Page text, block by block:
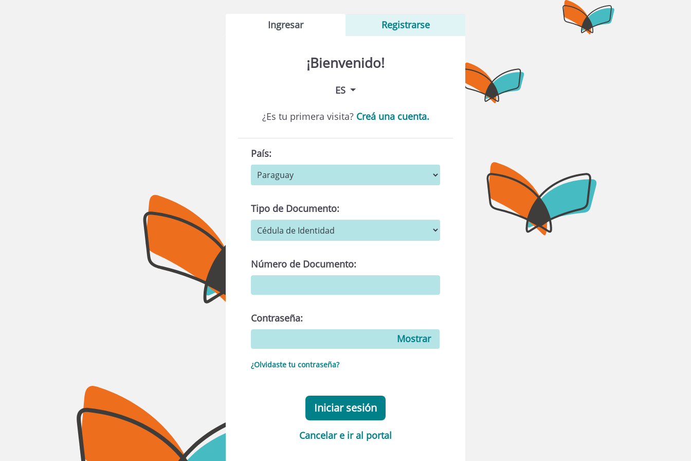
Ingresar Registrarse
¡Bienvenido!
ES
¿Es tu primera visita? Creá una cuenta.
País:
Tipo de Documento:
Número de Documento:
Contraseña:
Mostrar
¿Olvidaste tu contraseña?
Iniciar sesión
Cancelar e ir al portal